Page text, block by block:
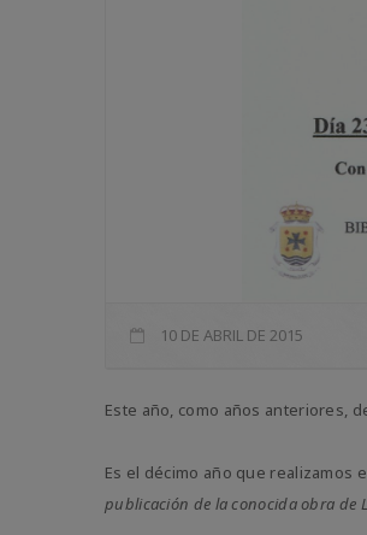
10 DE ABRIL DE 2015
Este año, como años anteriores,
Es el décimo año que realizamos
publicación de la conocida obra de